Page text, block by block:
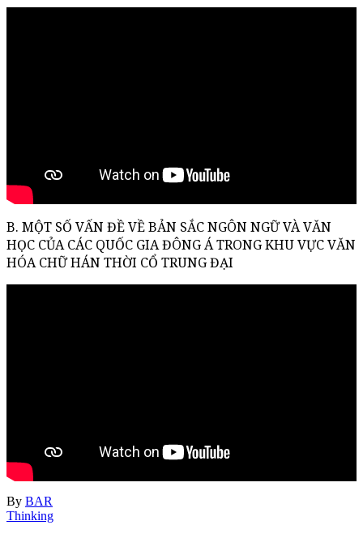
B. MỘT SỐ VẤN ĐỀ VỀ BẢN SẮC NGÔN NGỮ VÀ VĂN
HỌC CỦA CÁC QUỐC GIA ĐÔNG Á TRONG KHU VỰC VĂN
HÓA CHỮ HÁN THỜI CỔ TRUNG ĐẠI
By BAR
Thinking